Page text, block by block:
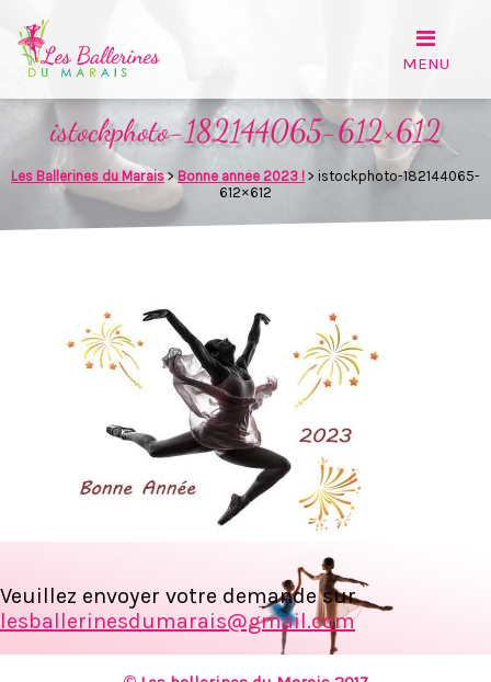
istockphoto-182144065-612×612
Les Ballerines du Marais>Bonne année 2023 ! > istockphoto-182144065-
612×612
Veuillez envoyer votre demande sur
lesballerinesdumarais@gmail.com